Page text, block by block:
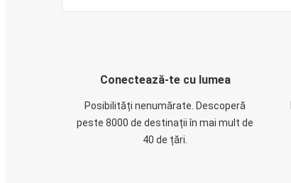
Conectează-te cu lumea
Posibilități nenumărate. Descoperă
peste 8000 de destinații în mai mult de
40 de țări.